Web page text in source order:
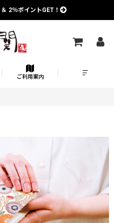
＆ 2％ポイントGET！
ご利用案内